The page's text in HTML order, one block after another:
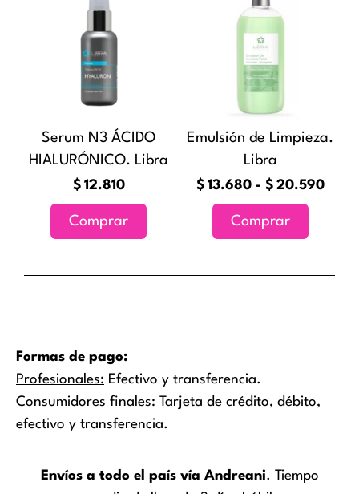
Serum N3 ÁCIDO
HIALURÓNICO. Libra
$ 12.810
Comprar
Emulsión de Limpieza.
Libra
$ 13.680 - $ 20.590
Comprar
se
elegir
en
de
Formas de pago:
Profesionales: Efectivo y transferencia.
Consumidores finales: Tarjeta de crédito, débito,
efectivo y transferencia.
Envíos a todo el país vía Andreani. Tiempo